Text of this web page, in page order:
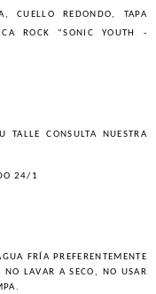
CUELLO REDONDO, TAPA
ROCK “SONIC YOUTH -
TALLE CONSULTA NUESTRA
24/1
FRÍA PREFERENTEMENTE
LAVAR A SECO, NO USAR